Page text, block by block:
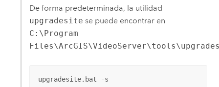
De forma predeterminada, la utilidad
upgradesite se puede encontrar en
C:\Program
upgradesite.bat -s